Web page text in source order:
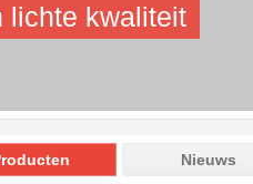
lichte kwaliteit
Nieuws